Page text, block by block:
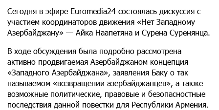
Сегодня в эфире Euromedia24 состоялась дискуссия с
участием координаторов движения «Нет Западному
Азербайджану» — Айка Наапетяна и Сурена Суренянца.
В ходе обсуждения была подробно рассмотрена
активно продвигаемая Азербайджаном концепция
«Западного Азербайджана», заявления Баку о так
называемом «возвращении азербайджанцев», а также
возможные политические, правовые и безопасностные
последствия данной повестки для Республики Армения.